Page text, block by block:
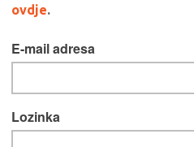
ovdje.
E-mail adresa
Lozinka